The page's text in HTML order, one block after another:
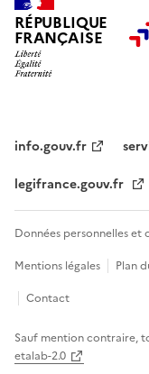
RÉPUBLIQUE
FRANÇAISE
info.gouv.fr
legifrance.gouv.fr
Données personnelles et
Mentions légales
Plan
Contact
Sauf mention contraire,
etalab-2.0